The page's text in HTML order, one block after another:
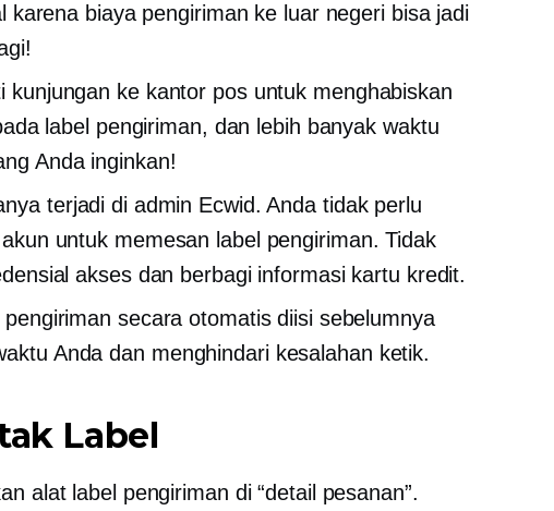
karena biaya pengiriman ke luar negeri bisa jadi
kunjungan ke kantor pos untuk menghabiskan
label pengiriman, dan lebih banyak waktu
Anda inginkan!
terjadi di admin Ecwid. Anda tidak perlu
akun untuk memesan label pengiriman. Tidak
akses dan berbagi informasi kartu kredit.
secara otomatis diisi sebelumnya
Anda dan menghindari kesalahan ketik.
Label
alat label pengiriman di “detail pesanan”.